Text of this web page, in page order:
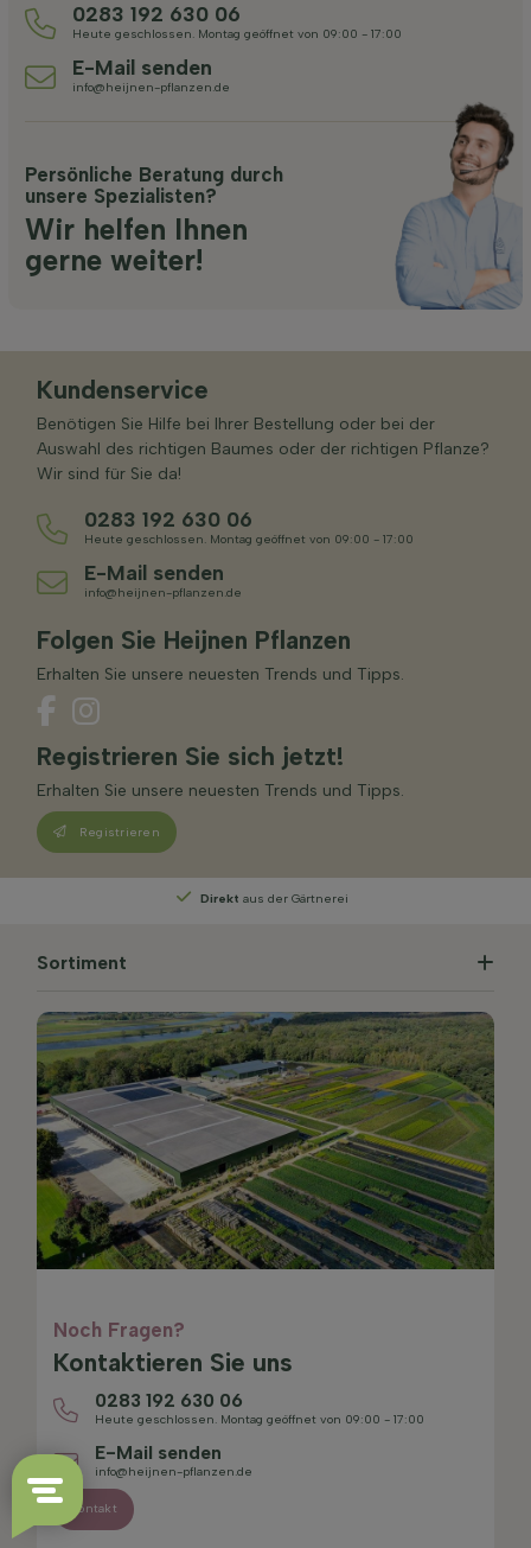
0283 192 630 06
Heute geschlossen. Montag geöffnet von 09:00 - 17:00
E-Mail senden
info@heijnen-pflanzen.de
Persönliche Beratung durch
unsere Spezialisten?
Wir helfen Ihnen
gerne weiter!
Kundenservice
Benötigen Sie Hilfe bei Ihrer Bestellung oder bei der
Auswahl des richtigen Baumes oder der richtigen Pflanze?
Wir sind für Sie da!
0283 192 630 06
Heute geschlossen. Montag geöffnet von 09:00 - 17:00
E-Mail senden
info@heijnen-pflanzen.de
Folgen Sie Heijnen Pflanzen
Erhalten Sie unsere neuesten Trends und Tipps.
Registrieren Sie sich jetzt!
Erhalten Sie unsere neuesten Trends und Tipps.
Registrieren
Direkt aus der Gärtnerei
Sortiment
Noch Fragen?
Kontaktieren Sie uns
0283 192 630 06
Heute geschlossen. Montag geöffnet von 09:00 - 17:00
E-Mail senden
info@heijnen-pflanzen.de
Kontakt